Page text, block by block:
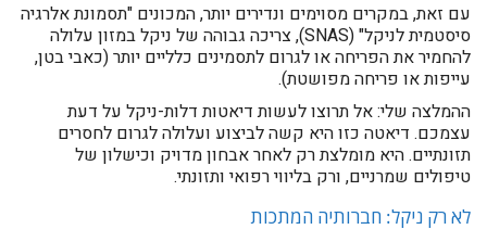
עם זאת, במקרים מסוימים ונדירים יותר, המכונים "תסמונת אלרגיה
סיסטמית לניקל" (SNAS), צריכה גבוהה של ניקל במזון עלולה
להחמיר את הפריחה או לגרום לתסמינים כלליים יותר (כאבי בטן,
עייפות או פריחה מפושטת).
ההמלצה שלי: אל תרוצו לעשות דיאטות דלות-ניקל על דעת
עצמכם. דיאטה כזו היא קשה לביצוע ועלולה לגרום לחסרים
תזונתיים. היא מומלצת רק לאחר אבחון מדויק וכישלון של
טיפולים שמרניים, ורק בליווי רפואי ותזונתי.
לא רק ניקל: חברותיה המתכות